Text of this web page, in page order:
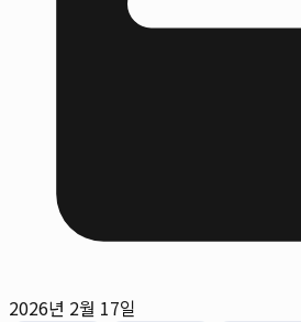
2026년 2월 17일